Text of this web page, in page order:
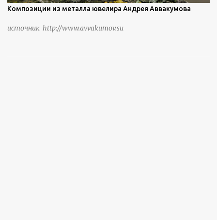
Композиции из металла ювелира Андрея Аввакумова
источник http://www.avvakumov.su